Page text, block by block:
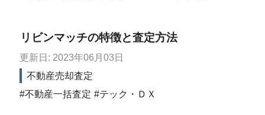
リビンマッチの特徴と査定方法
更新日: 2023年06月03日
不動産売却査定
不動産一括査定
テック・ＤＸ